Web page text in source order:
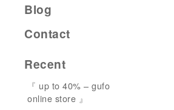
Blog
Contact
Recent
『 up to 40% – gufo
online store 』